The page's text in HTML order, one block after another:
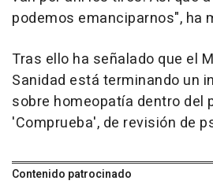
podemos emanciparnos", ha
Tras ello ha señalado que el
Sanidad está terminando un
sobre homeopatía dentro del
'Comprueba', de revisión de
Contenido patrocinado